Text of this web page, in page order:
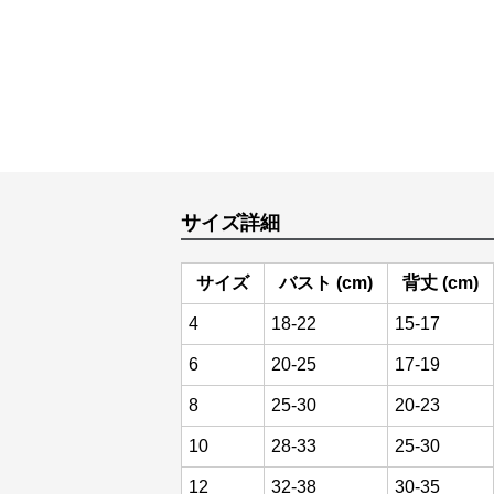
サイズ詳細
サイズ バスト (cm) 背丈 (cm)
4 18-22 15-17
6 20-25 17-19
8 25-30 20-23
10 28-33 25-30
12 32-38 30-35